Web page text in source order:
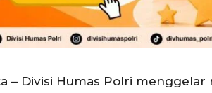
– Divisi Humas Polri